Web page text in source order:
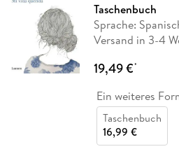
Taschenbuch
Sprache:
Versand in 3-4
19,49 €*
Ein weiteres
Taschenbuch
16,99 €